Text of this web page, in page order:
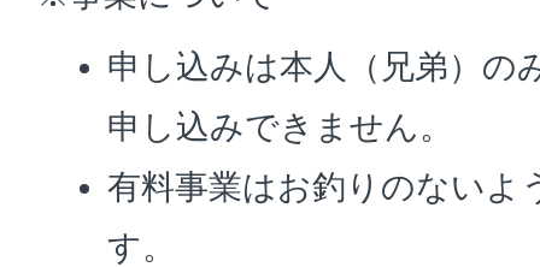
申し込みは本人（兄弟）の
申し込みできません。
有料事業はお釣りのないよ
す。